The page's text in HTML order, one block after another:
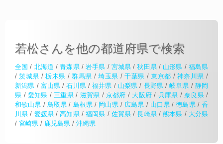
若松さんを他の都道府県で検索
全国 / 北海道 /青森県/ 岩手県 / 宮城県 /秋田県/ 山形県 / 福島県
/茨城県 /栃木県 /群馬県 /埼玉県 /千葉県 /東京都 /神奈川県 /
新潟県 / 富山県 /石川県/福井県 / 山梨県 / 長野県/岐阜県 / 静岡
県 / 愛知県 /三重県 / 滋賀県 / 京都府 / 大阪府 / 兵庫県 / 奈良県/
和歌山県 / 鳥取県 / 島根県/ 岡山県/ 広島県 / 山口県 /徳島県/香
川県 / 愛媛県/高知県/ 福岡県 / 佐賀県 /長崎県/熊本県 / 大分県
/ 宮崎県 / 鹿児島県 / 沖縄県